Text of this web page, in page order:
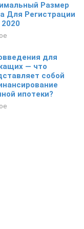
Размер
Для Регистрации
для
— что
собой
ипотеки?